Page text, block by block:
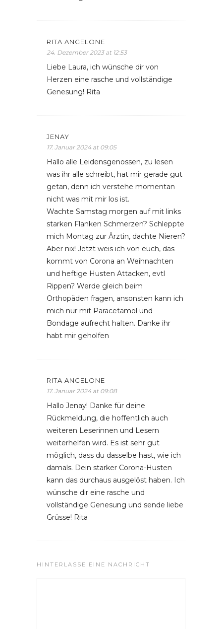
RITA ANGELONE
24. Dezember 2023 at 12:53
Liebe Laura, ich wünsche dir von
Herzen eine rasche und vollständige
Genesung! Rita
JENAY
17. Januar 2024 at 09:05
Hallo alle Leidensgenossen, zu lesen
was ihr alle schreibt, hat mir gerade gut
getan, denn ich verstehe momentan
nicht was mit mir los ist.
Wachte Samstag morgen auf mit links
starken Flanken Schmerzen? Schleppte
mich Montag zur Ärztin, dachte Nieren?
Aber nix! Jetzt weis ich von euch, das
kommt von Corona an Weihnachten
und heftige Husten Attacken, evtl
Rippen? Werde gleich beim
Orthopäden fragen, ansonsten kann ich
mich nur mit Paracetamol und
Bondage aufrecht halten. Danke ihr
habt mir geholfen
RITA ANGELONE
17. Januar 2024 at 09:08
Hallo Jenay! Danke für deine
Rückmeldung, die hoffentlich auch
weiteren Leserinnen und Lesern
weiterhelfen wird. Es ist sehr gut
möglich, dass du dasselbe hast, wie ich
damals. Dein starker Corona-Husten
kann das durchaus ausgelöst haben. Ich
wünsche dir eine rasche und
vollständige Genesung und sende liebe
Grüsse! Rita
HINTERLASSE EINE NACHRICHT